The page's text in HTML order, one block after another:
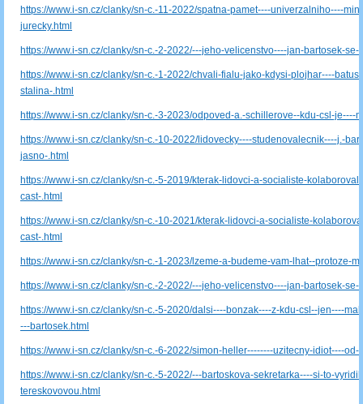
https://www.i-sn.cz/clanky/sn-c.-11-2022/spatna-pamet----univerzalniho----
jurecky.html
https://www.i-sn.cz/clanky/sn-c.-2-2022/---jeho-velicenstvo----jan-bartosek-se-
https://www.i-sn.cz/clanky/sn-c.-1-2022/chvali-fialu-jako-kdysi-plojhar----
stalina-.html
https://www.i-sn.cz/clanky/sn-c.-3-2023/odpoved-a.-schillerove--kdu-csl-je----
https://www.i-sn.cz/clanky/sn-c.-10-2022/lidovecky----studenovalecnik----j.-
jasno-.html
https://www.i-sn.cz/clanky/sn-c.-5-2019/kterak-lidovci-a-socialiste-
cast-.html
https://www.i-sn.cz/clanky/sn-c.-10-2021/kterak-lidovci-a-socialiste-
cast-.html
https://www.i-sn.cz/clanky/sn-c.-1-2023/lzeme-a-budeme-vam-lhat--protoze-
https://www.i-sn.cz/clanky/sn-c.-2-2022/---jeho-velicenstvo----jan-bartosek-se-
https://www.i-sn.cz/clanky/sn-c.-5-2020/dalsi----bonzak----z-kdu-csl--jen----
---bartosek.html
https://www.i-sn.cz/clanky/sn-c.-6-2022/simon-heller--------uzitecny-idiot----od-
https://www.i-sn.cz/clanky/sn-c.-5-2022/---bartoskova-sekretarka----si-to-
tereskovovou.html